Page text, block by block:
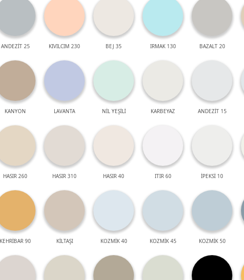
ANDEZİT 25 KIVILCIM 230 BEJ 35 IRMAK 130 BAZALT 20
KANYON LAVANTA NİL YEŞİLİ KARBEYAZ ANDEZİT 15
HASIR 260 HASIR 310 HASIR 40 ITIR 60 İPEKSİ 10
KEHRİBAR 90 KİLTAŞI KOZMİK 40 KOZMİK 45 KOZMİK 50